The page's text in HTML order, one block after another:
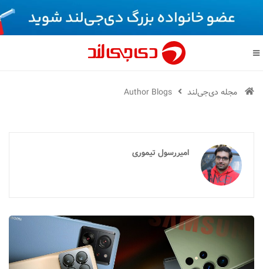
مجله دی‌جی‌لند Author Blogs
امیررسول تیموری